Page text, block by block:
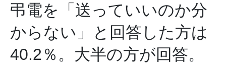
弔電を「送っていいのか分
からない」と回答した方は
40.2％。 大半の方が回答。